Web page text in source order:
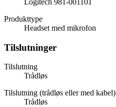
Produkttype
Headset med mikrofon
Tilslutninger
Tilslutning
Trådløs
Tilslutning (trådløs eller med kabel)
Trådløs